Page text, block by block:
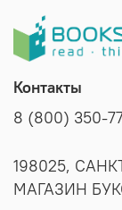
Контакты
8 (800) 350-
198025,
МАГАЗИН